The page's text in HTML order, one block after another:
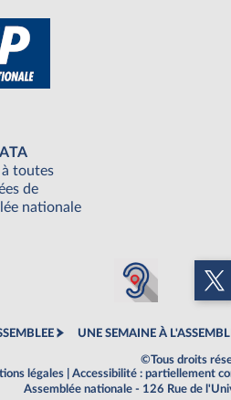
toutes
de
nationale
UNE SEMAINE À
©Tous droits
légales
Accessibilité : partiellement
Assemblée nationale - 126 Rue de